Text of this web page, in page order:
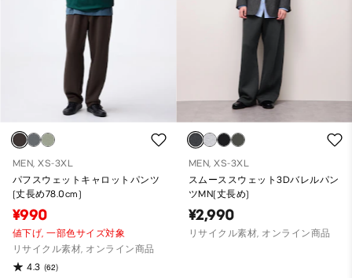
MEN, XS-3XL
パフスウェットキャロットパンツ
(丈長め78.0cm)
¥990
値下げ,一部色サイズ対象
リサイクル素材, オンライン商品
4.3 (62)
MEN, XS-3XL
スムーススウェット3Dバレルパン
ツMN(丈長め)
¥2,990
リサイクル素材, オンライン商品